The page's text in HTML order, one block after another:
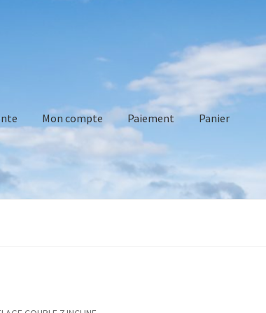
Mon compte Paiement Panier